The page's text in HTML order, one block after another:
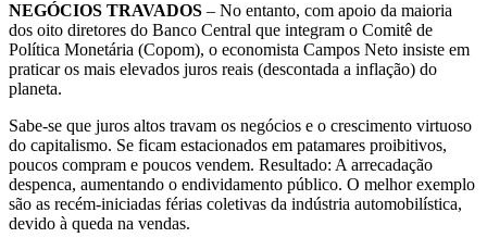
NEGÓCIOS TRAVADOS – No entanto, com apoio da maioria
dos oito diretores do Banco Central que integram o Comitê de
Política Monetária (Copom), o economista Campos Neto insiste em
praticar os mais elevados juros reais (descontada a inflação) do
planeta.
Sabe-se que juros altos travam os negócios e o crescimento virtuoso
do capitalismo. Se ficam estacionados em patamares proibitivos,
poucos compram e poucos vendem. Resultado: A arrecadação
despenca, aumentando o endividamento público. O melhor exemplo
são as recém-iniciadas férias coletivas da indústria automobilística,
devido à queda na vendas.